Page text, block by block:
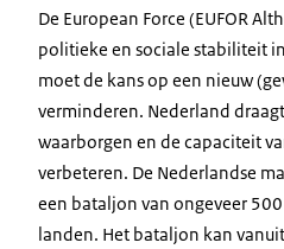
De European Force (EUFOR
politieke en sociale stabiliteit
moet de kans op een nieuw
verminderen. Nederland
waarborgen en de capaciteit
verbeteren. De Nederlandse
een bataljon van ongeveer
landen. Het bataljon kan